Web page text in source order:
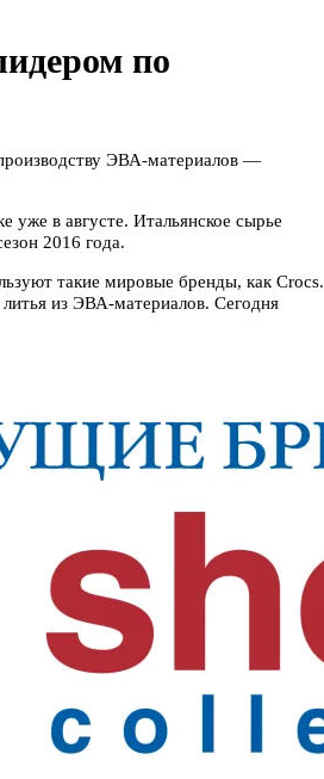
по
ЭВА-материалов —
уже в августе. Итальянское сырье
2016 года.
такие мировые бренды, как Crocs.
литья из ЭВА-материалов. Сегодня